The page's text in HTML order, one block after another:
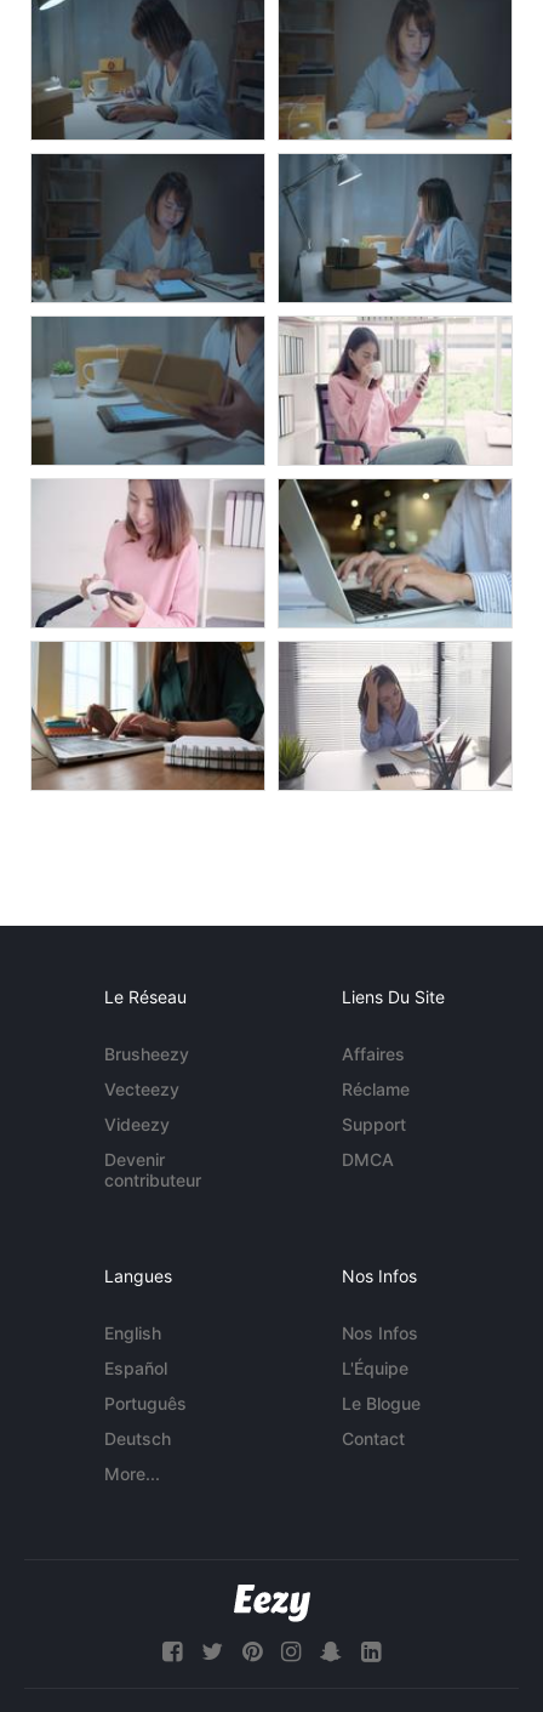
Le Réseau
Brusheezy
Vecteezy
Videezy
Devenir
contributeur
Liens Du Site
Affaires
Réclame
Support
DMCA
Langues
English
Español
Português
Deutsch
More...
Nos Infos
Nos Infos
L'Équipe
Le Blogue
Contact